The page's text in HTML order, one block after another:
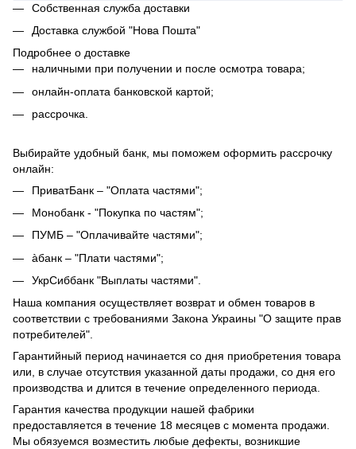
Собственная служба доставки
Доставка службой "Нова Пошта"
Подробнее о доставке
наличными при получении и после осмотра товара;
онлайн-оплата банковской картой;
рассрочка.
Выбирайте удобный банк, мы поможем оформить рассрочку
онлайн:
ПриватБанк – "Оплата частями";
Монобанк - "Покупка по частям";
ПУМБ – "Оплачивайте частями";
àбанк – "Плати частями";
УкрСиббанк "Выплаты частями".
Наша компания осуществляет возврат и обмен товаров в
соответствии с требованиями Закона Украины "О защите прав
потребителей".
Гарантийный период начинается со дня приобретения товара
или, в случае отсутствия указанной даты продажи, со дня его
производства и длится в течение определенного периода.
Гарантия качества продукции нашей фабрики
предоставляется в течение 18 месяцев с момента продажи.
Мы обязуемся возместить любые дефекты, возникшие